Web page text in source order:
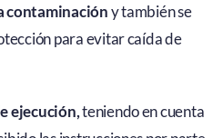
contaminacióny también se
para evitar caída de
ejecución,teniendo en cuenta